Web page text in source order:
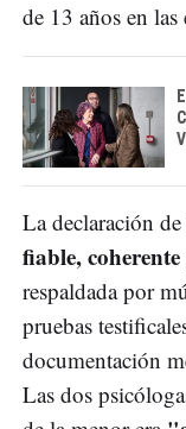
de 13 años en las
La declaración
fiable,
respaldada por
pruebas
documentación
Las dos